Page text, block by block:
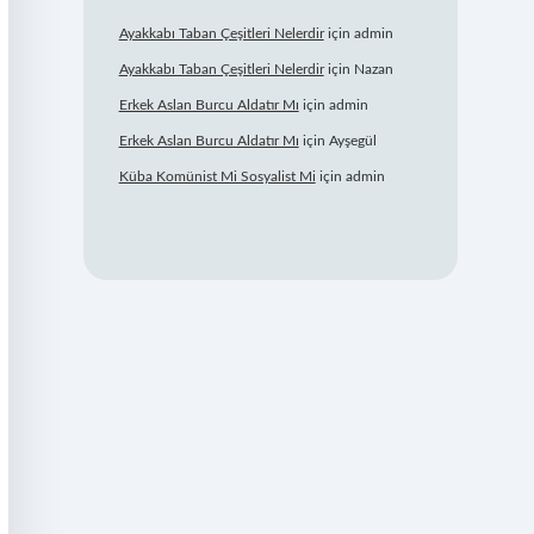
Ayakkabı Taban Çeşitleri Nelerdiriçin admin
Ayakkabı Taban Çeşitleri Nelerdiriçin Nazan
Erkek Aslan Burcu Aldatır Mı için admin
Erkek Aslan Burcu Aldatır Mı için Ayşegül
Küba Komünist Mi Sosyalist Mi için admin